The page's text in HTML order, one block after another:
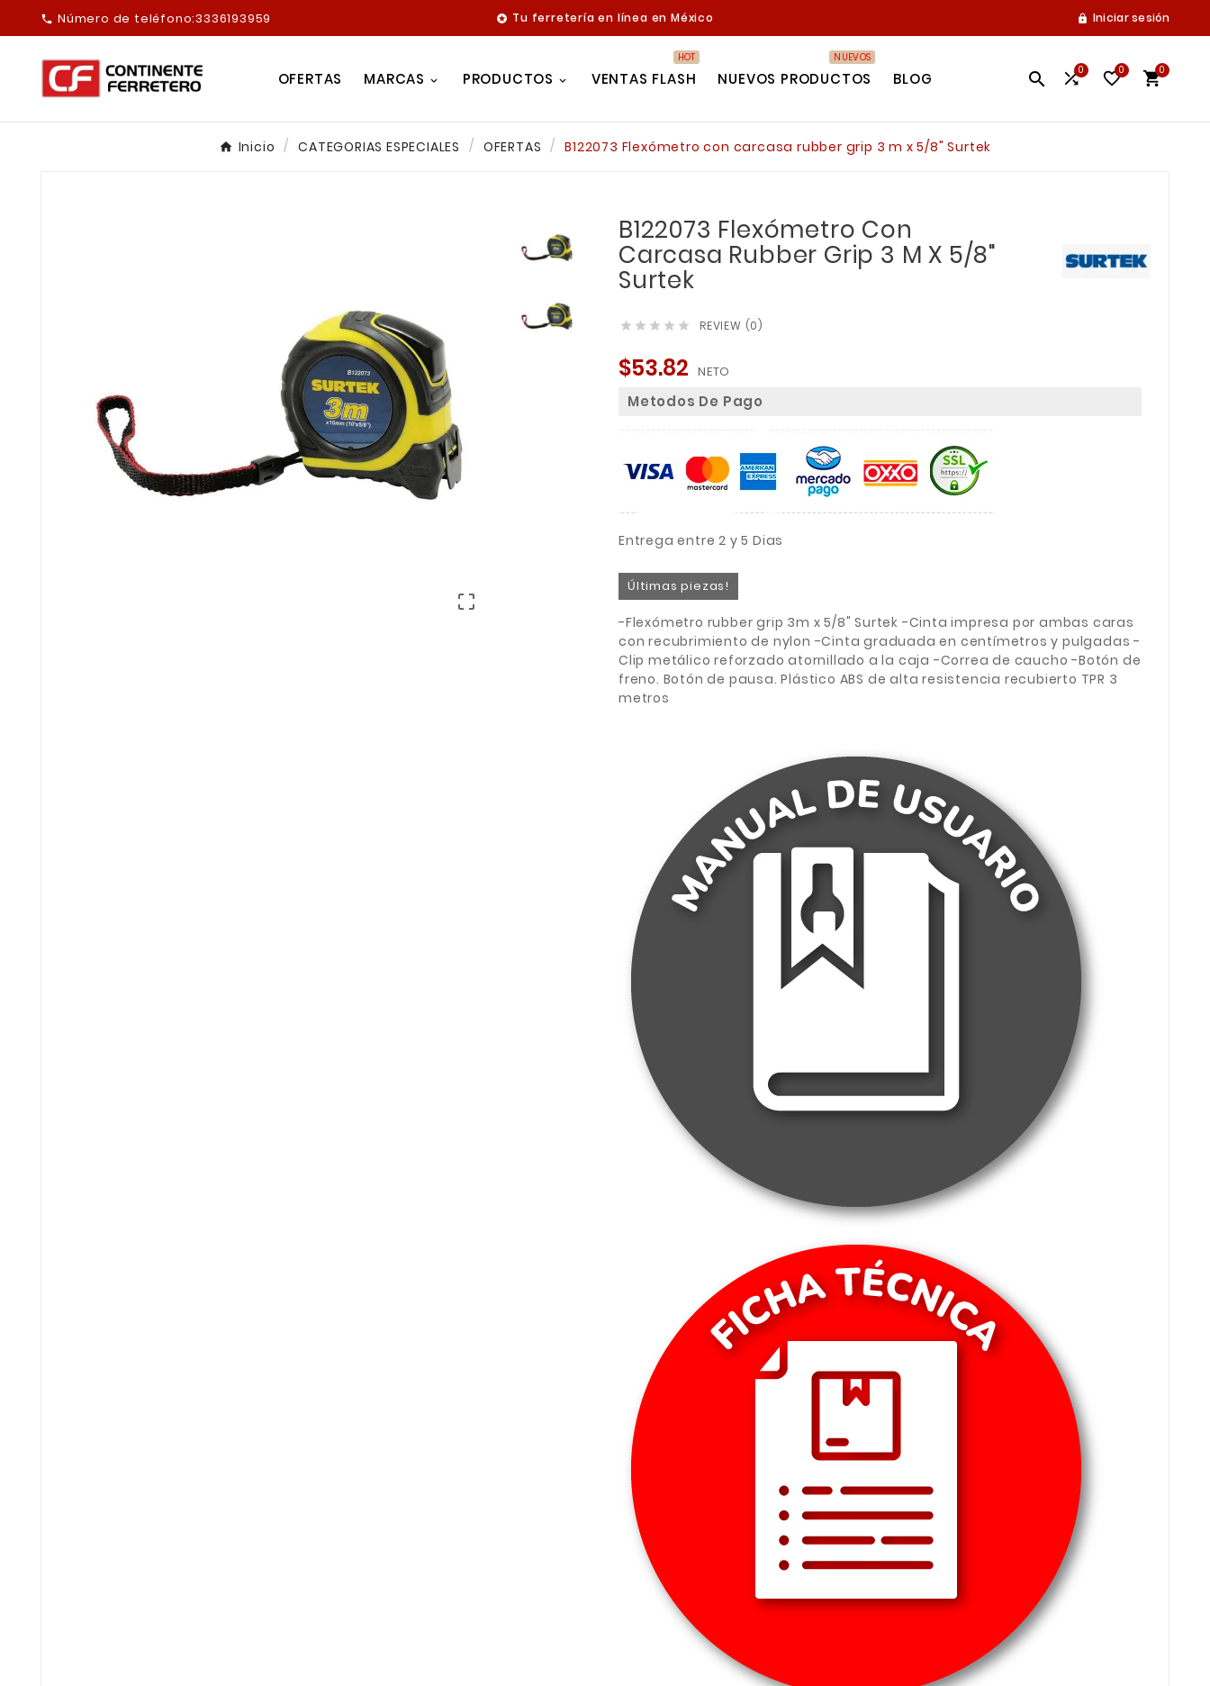
 Número de teléfono:3336193959  Tu ferretería en línea en México  Iniciar sesión
OFERTAS MARCAS PRODUCTOS VENTAS FLASH
HOT
NUEVOS PRODUCTOS
NUEVOS
BLOG  0 0 0
Inicio CATEGORIAS ESPECIALES OFERTAS B122073 Flexómetro con carcasa rubber grip 3 m x 5/8" Surtek

B122073 Flexómetro Con
Carcasa Rubber Grip 3 M X 5/8"
Surtek
     REVIEW (0)
$53.82 NETO
Metodos De Pago
Entrega entre 2 y 5 Dias
Últimas piezas!
-Flexómetro rubber grip 3m x 5/8" Surtek -Cinta impresa por ambas caras
con recubrimiento de nylon -Cinta graduada en centímetros y pulgadas -
Clip metálico reforzado atornillado a la caja -Correa de caucho -Botón de
freno. Botón de pausa. Plástico ABS de alta resistencia recubierto TPR 3
metros